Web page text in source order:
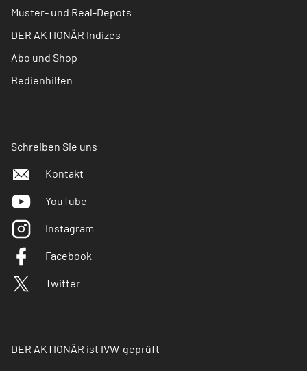
Muster- und Real-Depots
DER AKTIONÄR Indizes
Abo und Shop
Bedienhilfen
Schreiben Sie uns
Kontakt
YouTube
Instagram
Facebook
Twitter
DER AKTIONÄR ist IVW-geprüft